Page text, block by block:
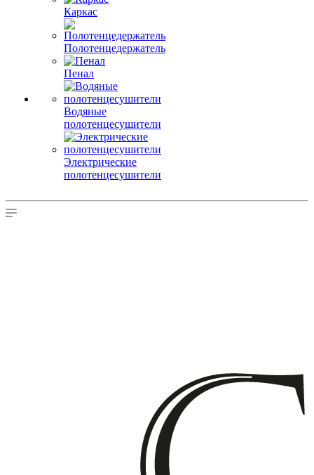
Каркас
Полотенцедержатель
Пенал
Водяные
полотенцесушители
Электрические
полотенцесушители